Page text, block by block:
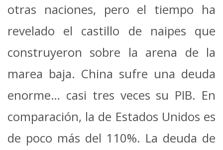
otras naciones, pero el tiempo ha
revelado el castillo de naipes que
construyeron sobre la arena de la
marea baja. China sufre una deuda
enorme… casi tres veces su PIB. En
comparación, la de Estados Unidos es
de poco más del 110%. La deuda de